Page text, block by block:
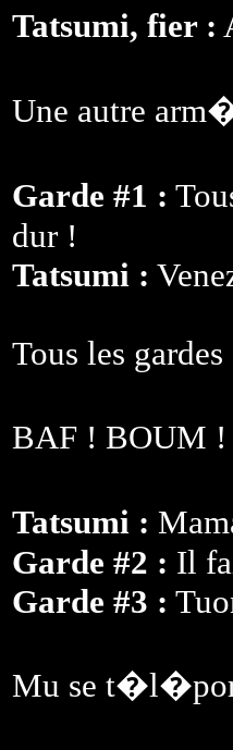
Tatsumi, fier :
Une autre
Garde #1 :
dur !
Tatsumi :
Tous les
BAF ! BOUM
Tatsumi :
Garde #2 : Il
Garde #3 :
Mu se